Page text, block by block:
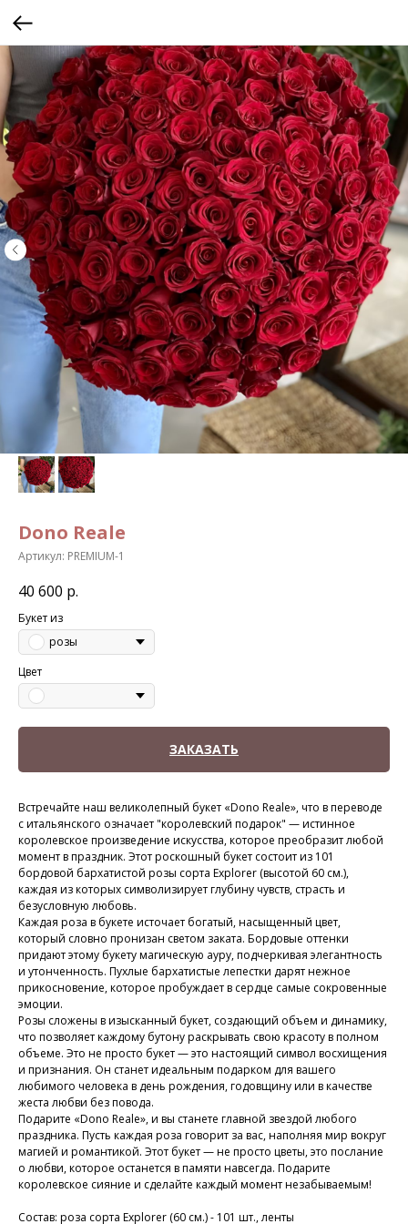
Dono Reale
Артикул: PREMIUM-1
40 600 р.
Букет из
розы
Цвет
ЗАКАЗАТЬ
Встречайте наш великолепный букет «Dono Reale», что в переводе
с итальянского означает "королевский подарок" — истинное
королевское произведение искусства, которое преобразит любой
момент в праздник. Этот роскошный букет состоит из 101
бордовой бархатистой розы сорта Explorer (высотой 60 см.),
каждая из которых символизирует глубину чувств, страсть и
безусловную любовь.
Каждая роза в букете источает богатый, насыщенный цвет,
который словно пронизан светом заката. Бордовые оттенки
придают этому букету магическую ауру, подчеркивая элегантность
и утонченность. Пухлые бархатистые лепестки дарят нежное
прикосновение, которое пробуждает в сердце самые сокровенные
эмоции.
Розы сложены в изысканный букет, создающий объем и динамику,
что позволяет каждому бутону раскрывать свою красоту в полном
объеме. Это не просто букет — это настоящий символ восхищения
и признания. Он станет идеальным подарком для вашего
любимого человека в день рождения, годовщину или в качестве
жеста любви без повода.
Подарите «Dono Reale», и вы станете главной звездой любого
праздника. Пусть каждая роза говорит за вас, наполняя мир вокруг
магией и романтикой. Этот букет — не просто цветы, это послание
о любви, которое останется в памяти навсегда. Подарите
королевское сияние и сделайте каждый момент незабываемым!
Состав: роза сорта Explorer (60 см.) - 101 шт., ленты